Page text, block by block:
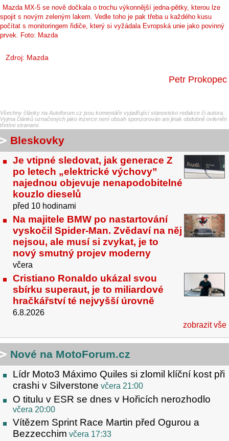
Mazda MX-5 se nově dočkala o trochu výkonnější jedna-pětky, kterou lze
spojit s novým zeleným lakem. Vedle toho je pak třeba u každého kusu
počítat s monitoringem řidiče, který si vyžádala Evropská unie jako povinný
prvek. Foto: Mazda
Zdroj: Mazda
Petr Prokopec
Všechny články na Autoforum.cz jsou komentáře vyjadřující stanovisko redakce či autora.
Vyjma článků označených jako inzerce není obsah sponzorován ani jinak obdobně ovlivněn
třetími stranami.
Bleskovky
Je vtipné sledovat, jak generace Z
po letech „elektrické výchovy”
najednou objevuje nenapodobitelné
kouzlo dieselů
před 10 hodinami
Na majitele BMW po nastartování
vyskočil Spider-Man. Zvědaví na něj
nejsou, ale musí si zvykat, je to
nový smutný projev moderny
včera
Cristiano Ronaldo ukázal svou
sbírku superaut, je to miliardové
hračkářství té nejvyšší úrovně
6.8.2026
zobrazit vše
Nové na MotoForum.cz
Lídr Moto3 Máximo Quiles si zlomil klíční kost při
crashi v Silverstone včera 21:00
O titulu v ESR se dnes v Hořicích nerozhodlo
včera 20:00
Vítězem Sprint Race Martin před Ogurou a
Bezzecchim včera 17:33